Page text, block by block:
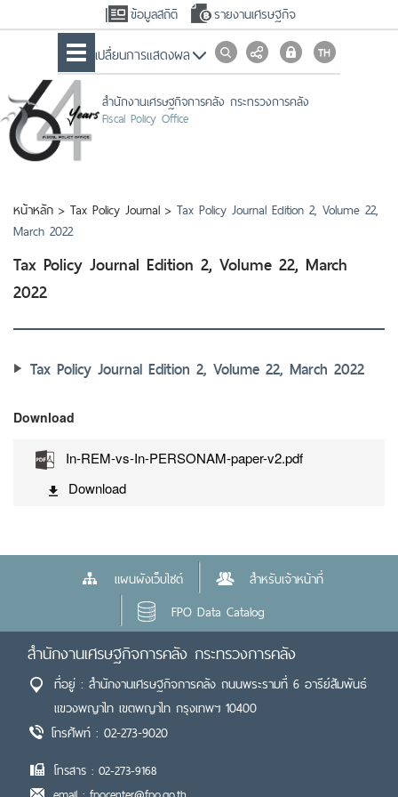
ข้อมูลสถิติ รายงานเศรษฐกิจ
เปลื่ยนการแสดงผล
สำนักงานเศรษฐกิจการคลัง กระทรวงการคลัง
Fiscal Policy Office
หน้าหลัก > Tax Policy Journal > Tax Policy Journal Edition 2, Volume 22,
March 2022
Tax Policy Journal Edition 2, Volume 22, March
2022
Tax Policy Journal Edition 2, Volume 22, March 2022
Download
In-REM-vs-In-PERSONAM-paper-v2.pdf
Download
แผนผังเว็บไซต์
สำหรับเจ้าหน้าที่
FPO Data Catalog
สำนักงานเศรษฐกิจการคลัง กระทรวงการคลัง
ที่อยู่ : สำนักงานเศรษฐกิจการคลัง ถนนพระรามที่ 6 อารีย์สัมพันธ์
แขวงพญาไท เขตพญาไท กรุงเทพฯ 10400
โทรศัพท์ : 02-273-9020
โทรสาร : 02-273-9168